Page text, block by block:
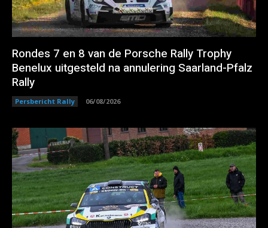
Rondes 7 en 8 van de Porsche Rally Trophy
Benelux uitgesteld na annulering Saarland-Pfalz
Rally
Persbericht Rally 06/08/2026